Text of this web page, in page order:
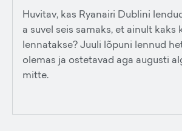
Huvitav, kas Ryanairi Dublini
a suvel seis samaks, et ainult kaks
lennatakse? Juuli lõpuni lennud
olemas ja ostetavad aga augusti
mitte.